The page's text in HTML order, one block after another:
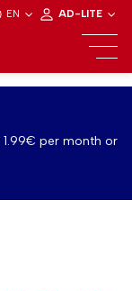
EN AD-LITE
per month or